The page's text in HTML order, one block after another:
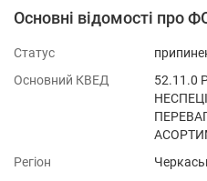
Основні відомості про
Статус
Основний КВЕД
52.11.0
Регіон